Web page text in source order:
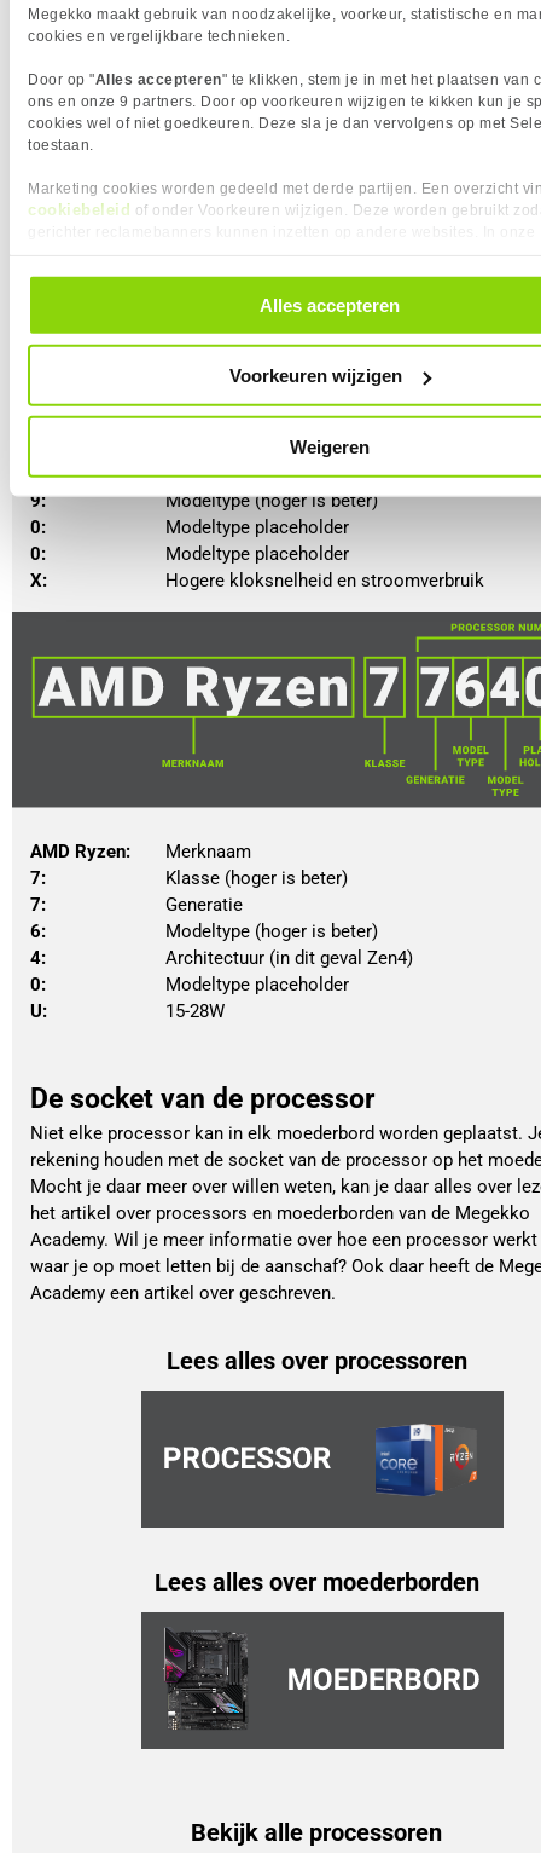
Megekko maakt gebruik van noodzakelijke, voorkeur, statistische en
cookies en vergelijkbare technieken.
Door op "Alles accepteren" te klikken, stem je in met het plaatsen van
ons en onze 9 partners. Door op voorkeuren wijzigen te kikken kun je
cookies wel of niet goedkeuren. Deze sla je dan vervolgens op met
toestaan.
Marketing cookies worden gedeeld met derde partijen. Een overzicht
cookiebeleid of onder Voorkeuren wijzigen. Deze worden gebruikt
toestemming altijd intrekken, dit doe je door in de footer van onze
op ‘Cookievoorkeuren’ onder het kopje ‘Mijn gegevens’.
Alles accepteren
Voorkeuren wijzigen
Weigeren
U: 15-28W (premium)
C: 15-28W (chromebook)
e: 9W
Laten we naar een aantal voorbeelden kijken waarbij we de
van een AMD Ryzen 9 7900X ontleden.
AMD Ryzen:
Merknaam
						Klasse (hoger is beter)
7:
Generatie
9:
						Modeltype (hoger is beter)
0:
						Modeltype placeholder
0:
						Modeltype placeholder
X:
						Hogere kloksnelheid en stroomverbruik
AMD Ryzen:
Merknaam
7:
						Klasse (hoger is beter)
7:
Generatie
6:
						Modeltype (hoger is beter)
4:
						Architectuur (in dit geval Zen4)
0:
						Modeltype placeholder
U:
						15-28W
De socket van de processor
Niet elke processor kan in elk moederbord worden geplaatst.
rekening houden met de socket van de processor op het
Mocht je daar meer over willen weten, kan je daar alles over
het artikel over processors en moederborden van de Megekko
Academy. Wil je meer informatie over hoe een processor werkt
waar je op moet letten bij de aanschaf? Ook daar heeft de
Academy een artikel over geschreven.
Lees alles over processoren
Lees alles over moederborden
Bekijk alle processoren